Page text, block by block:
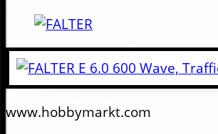
www.hobbymarkt.com